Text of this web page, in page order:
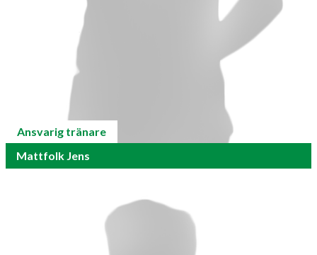
Ansvarig tränare
Mattfolk Jens